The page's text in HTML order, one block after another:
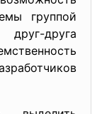
группой
друга